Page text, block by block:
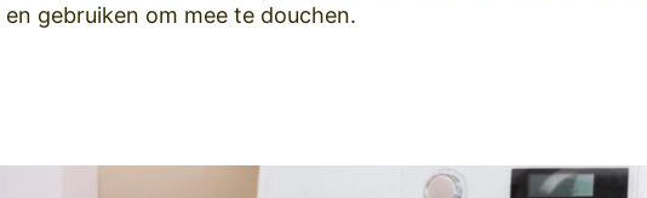
gebruiken om mee te douchen.